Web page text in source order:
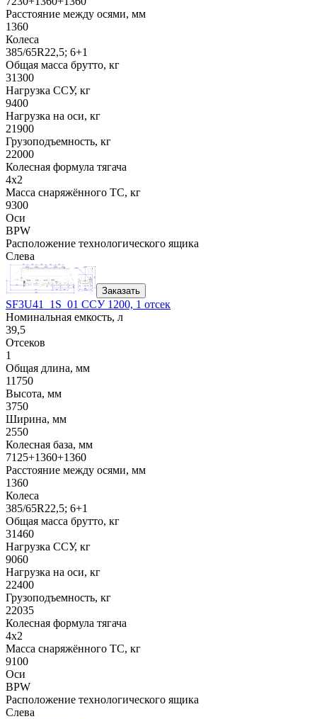
Расстояние между осями, мм
1360
Колеса
385/65R22,5; 6+1
Общая масса брутто, кг
31300
Нагрузка ССУ, кг
9400
Нагрузка на оси, кг
21900
Грузоподъемность, кг
22000
Колесная формула тягача
4x2
Масса снаряжённого ТС, кг
9300
Оси
BPW
Расположение технологического ящика
Слева
Заказать
SF3U41_1S_01 ССУ 1200, 1 отсек
Номинальная емкость, л
39,5
Отсеков
1
Общая длина, мм
11750
Высота, мм
3750
Ширина, мм
2550
Колесная база, мм
7125+1360+1360
Расстояние между осями, мм
1360
Колеса
385/65R22,5; 6+1
Общая масса брутто, кг
31460
Нагрузка ССУ, кг
9060
Нагрузка на оси, кг
22400
Грузоподъемность, кг
22035
Колесная формула тягача
4x2
Масса снаряжённого ТС, кг
9100
Оси
BPW
Расположение технологического ящика
Слева